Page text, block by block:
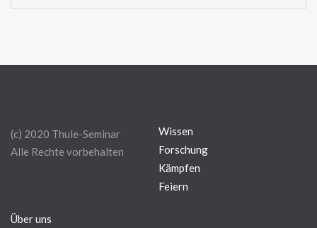
(c) 2020 Thule-Seminar
Alle Rechte vorbehalten
Wissen
Forschung
Kämpfen
Feiern
Über uns